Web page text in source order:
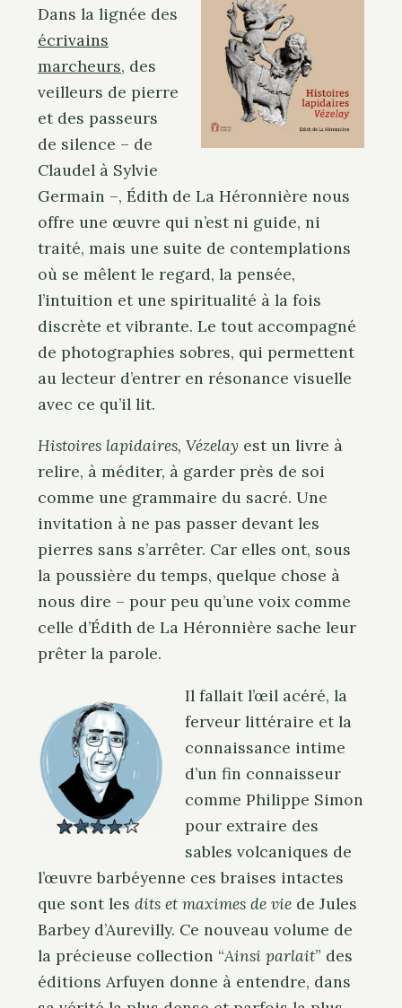
Dans la lignée des
écrivains
marcheurs, des
veilleurs de pierre
et des passeurs
de silence – de
Claudel à Sylvie
Germain –, Édith de La Héronnière nous
offre une œuvre qui n’est ni guide, ni
traité, mais une suite de contemplations
où se mêlent le regard, la pensée,
l’intuition et une spiritualité à la fois
discrète et vibrante. Le tout accompagné
de photographies sobres, qui permettent
au lecteur d’entrer en résonance visuelle
avec ce qu’il lit.
Histoires lapidaires, Vézelay est un livre à
relire, à méditer, à garder près de soi
comme une grammaire du sacré. Une
invitation à ne pas passer devant les
pierres sans s’arrêter. Car elles ont, sous
la poussière du temps, quelque chose à
nous dire – pour peu qu’une voix comme
celle d’Édith de La Héronnière sache leur
prêter la parole.
Il fallait l’œil acéré, la
ferveur littéraire et la
connaissance intime
d’un fin connaisseur
comme Philippe Simon
pour extraire des
sables volcaniques de
l’œuvre barbéyenne ces braises intactes
que sont les dits et maximes de vie de Jules
Barbey d’Aurevilly. Ce nouveau volume de
la précieuse collection “Ainsi parlait” des
éditions Arfuyen donne à entendre, dans